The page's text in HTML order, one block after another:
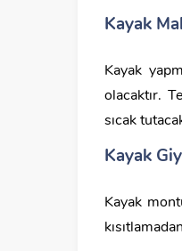
Kayak
Kayak
olacaktır.
sıcak
Kayak
Kayak